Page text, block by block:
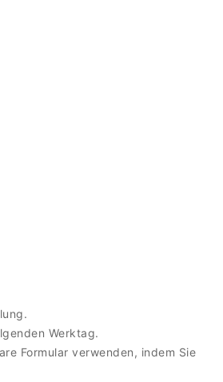
Werktag.
Formular verwenden, indem Sie